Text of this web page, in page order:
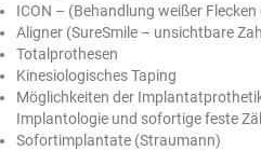
ICON – (Behandlung weißer
Aligner (SureSmile – unsichtbare
Totalprothesen
Kinesiologisches Taping
Möglichkeiten der
Implantologie und sofortige feste
Sofortimplantate (Straumann)